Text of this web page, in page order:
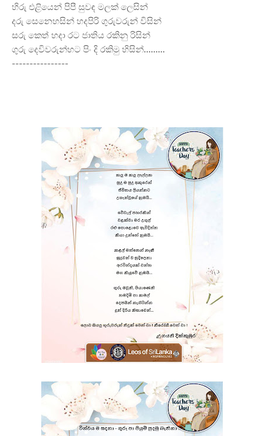
හිරු එළියෙන් පිපී සුවඳ මලක් ලෙසින්
දරු සෙනෙහසින් හදපිරි ගුරුවරුන් විසින්
සරු කෙත් හදා රට ජාතිය රකිනු රිසින්
ගුරු දෙවිවරුන්හට පිං දි රකිමු හිසින්.........
----------------